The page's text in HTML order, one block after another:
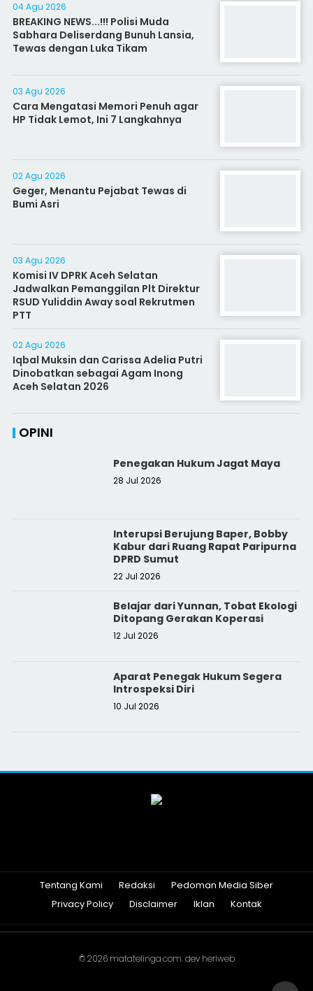
04 Agu 2026
BREAKING NEWS...!!! Polisi Muda
Sabhara Deliserdang Bunuh Lansia,
Tewas dengan Luka Tikam
03 Agu 2026
Cara Mengatasi Memori Penuh agar
HP Tidak Lemot, Ini 7 Langkahnya
02 Agu 2026
Geger, Menantu Pejabat Tewas di
Bumi Asri
03 Agu 2026
Komisi IV DPRK Aceh Selatan
Jadwalkan Pemanggilan Plt Direktur
RSUD Yuliddin Away soal Rekrutmen
PTT
02 Agu 2026
Iqbal Muksin dan Carissa Adelia Putri
Dinobatkan sebagai Agam Inong
Aceh Selatan 2026
OPINI
Penegakan Hukum Jagat Maya
28 Jul 2026
Interupsi Berujung Baper, Bobby
Kabur dari Ruang Rapat Paripurna
DPRD Sumut
22 Jul 2026
Belajar dari Yunnan, Tobat Ekologi
Ditopang Gerakan Koperasi
12 Jul 2026
Aparat Penegak Hukum Segera
Introspeksi Diri
10 Jul 2026
Tentang Kami Redaksi
Pedoman Media Siber
Privacy Policy
Disclaimer Iklan Kontak
© 2026 matatelinga.com. dev heriweb